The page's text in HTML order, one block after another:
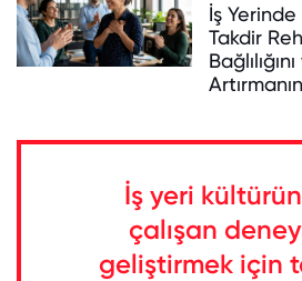
İş
Takdir
İş yeri
çalışan
geliştirmek için